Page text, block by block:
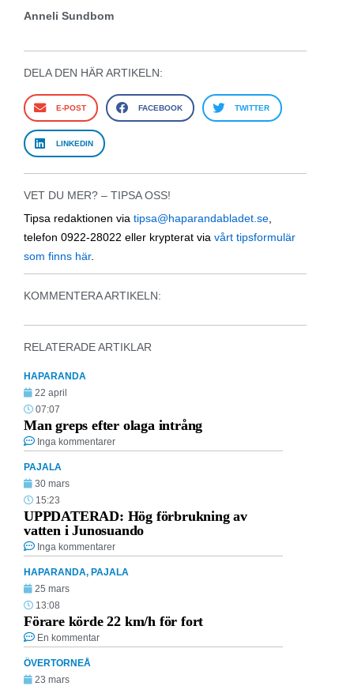
Anneli Sundbom
DELA DEN HÄR ARTIKELN:
E-POST FACEBOOK TWITTER
LINKEDIN
VET DU MER? – TIPSA OSS!
Tipsa redaktionen via tipsa@haparandabladet.se
telefon 0922-28022 eller krypterat via vårt tipsformulär
som finns här.
KOMMENTERA ARTIKELN:
RELATERADE ARTIKLAR
HAPARANDA
22 april
07:07
Man greps efter olaga intrång
Inga kommentarer
PAJALA
30 mars
15:23
UPPDATERAD: Hög förbrukning av
vatten i Junosuando
Inga kommentarer
HAPARANDA, PAJALA
25 mars
13:08
Förare körde 22 km/h för fort
En kommentar
ÖVERTORNEÅ
23 mars